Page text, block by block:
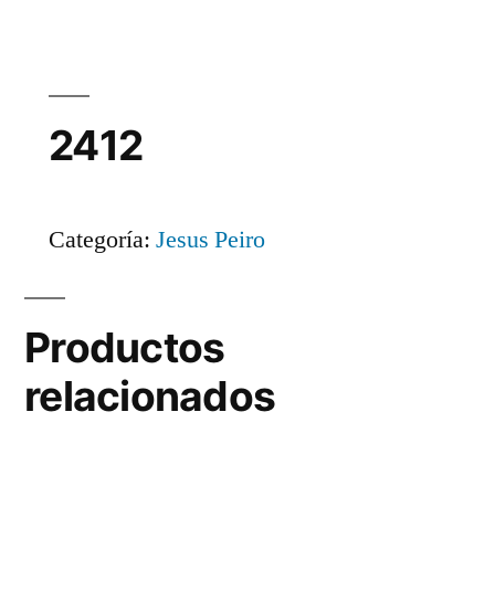
2412
Categoría: Jesus Peiro
Productos
relacionados